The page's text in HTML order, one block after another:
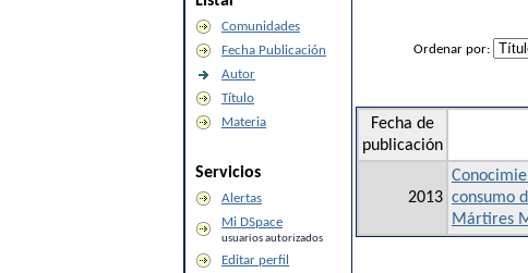
Comunidades
Fecha Publicación
Autor
Título
Materia
Servicios
Alertas
Mi DSpace
usuarios autorizados
Editar perfil
Ordenar por:
Fecha de
publicación
2013 consumo
Mártires